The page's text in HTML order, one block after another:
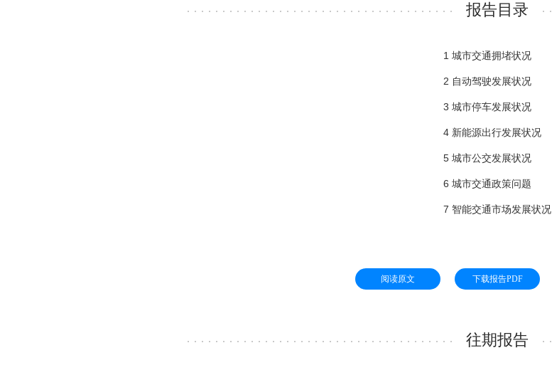
报告目录
1 城市交通拥堵状况
2 自动驾驶发展状况
3 城市停车发展状况
4 新能源出行发展状况
5 城市公交发展状况
6 城市交通政策问题
7 智能交通市场发展状况
阅读原文 下载报告PDF
往期报告